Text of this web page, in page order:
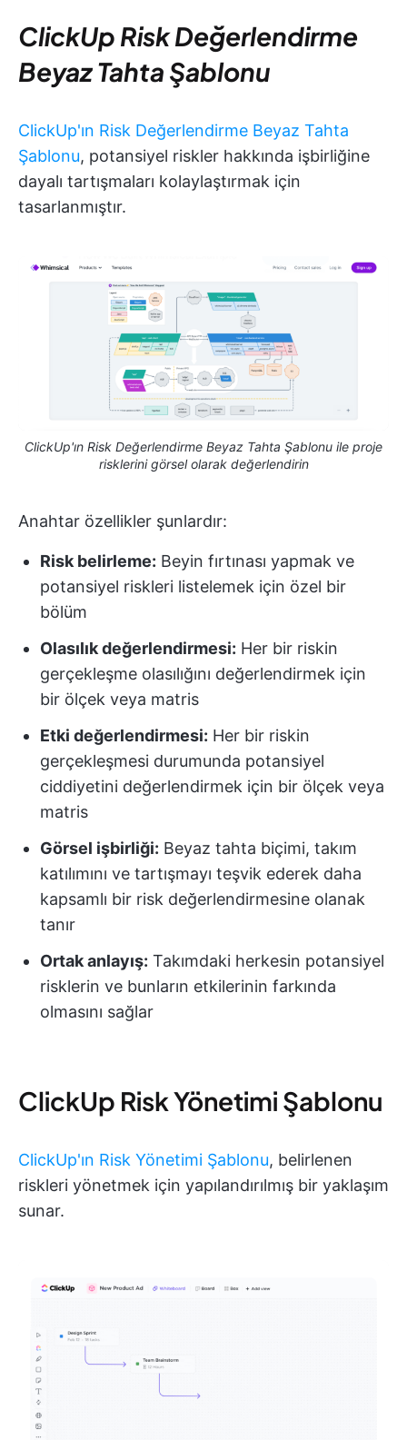
ClickUp Risk Değerlendirme
Beyaz Tahta Şablonu
ClickUp'ın Risk Değerlendirme Beyaz Tahta
Şablonu, potansiyel riskler hakkında işbirliğine
dayalı tartışmaları kolaylaştırmak için
tasarlanmıştır.
ClickUp'ın Risk Değerlendirme Beyaz Tahta Şablonu ile proje
risklerini görsel olarak değerlendirin
Anahtar özellikler şunlardır:
Risk belirleme: Beyin fırtınası yapmak ve
potansiyel riskleri listelemek için özel bir
bölüm
Olasılık değerlendirmesi: Her bir riskin
gerçekleşme olasılığını değerlendirmek için
bir ölçek veya matris
Etki değerlendirmesi: Her bir riskin
gerçekleşmesi durumunda potansiyel
ciddiyetini değerlendirmek için bir ölçek veya
matris
Görsel işbirliği: Beyaz tahta biçimi, takım
katılımını ve tartışmayı teşvik ederek daha
kapsamlı bir risk değerlendirmesine olanak
tanır
Ortak anlayış: Takımdaki herkesin potansiyel
risklerin ve bunların etkilerinin farkında
olmasını sağlar
ClickUp Risk Yönetimi Şablonu
ClickUp'ın Risk Yönetimi Şablonu, belirlenen
riskleri yönetmek için yapılandırılmış bir yaklaşım
sunar.